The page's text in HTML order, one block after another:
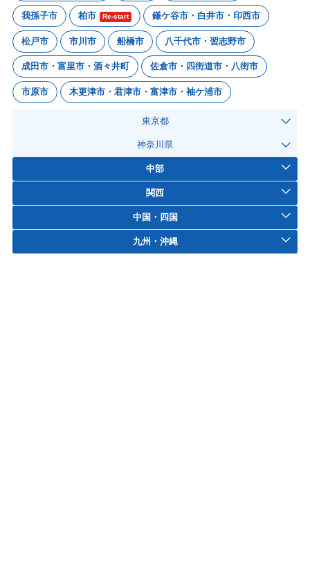
我孫子市 柏市 Re-start 鎌ケ谷市・白井市・印西市
松戸市 市川市 船橋市 八千代市・習志野市
成田市・富里市・酒々井町 佐倉市・四街道市・八街市
市原市 木更津市・君津市・富津市・袖ケ浦市
東京都
神奈川県
中部
関西
中国・四国
九州・沖縄